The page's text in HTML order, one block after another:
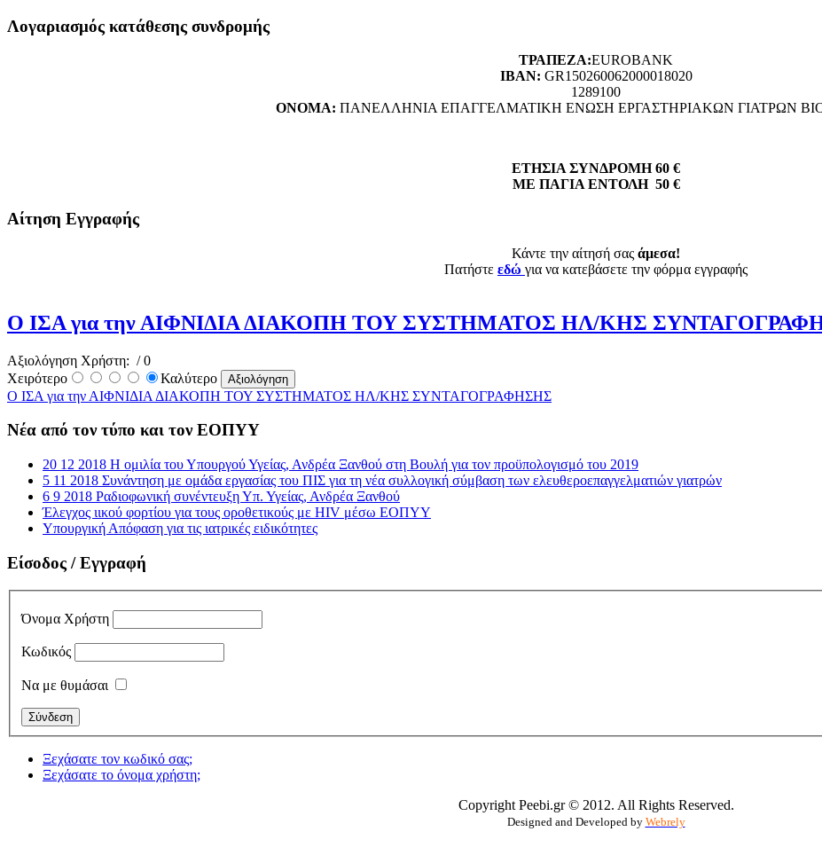
Λογαριασμός κατάθεσης συνδρομής
ΤΡΑΠΕΖΑ:EUROBANK
ΙΒΑΝ: GR150260062000018020
1289100
ΟΝΟΜΑ: ΠΑΝΕΛΛΗΝΙΑ ΕΠΑΓΓΕΛΜΑΤΙΚΗ ΕΝΩΣΗ ΕΡΓΑΣΤΗΡΙΑΚΩΝ ΓΙΑΤΡΩΝ
ΕΤΗΣΙΑ ΣΥΝΔΡΟΜΗ 60 €
ΜΕ ΠΑΓΙΑ ΕΝΤΟΛΗ 50 €
Αίτηση Εγγραφής
Κάντε την αίτησή σας άμεσα!
Πατήστε εδώ για να κατεβάσετε την φόρμα εγγραφής
O ΙΣΑ για την ΑΙΦΝΙΔΙΑ ΔΙΑΚΟΠΗ ΤΟΥ ΣΥΣΤΗΜΑΤΟΣ ΗΛ/ΚΗΣ
Αξιολόγηση Χρήστη: / 0
Χειρότερο
Καλύτερο
O ΙΣΑ για την ΑΙΦΝΙΔΙΑ ΔΙΑΚΟΠΗ ΤΟΥ ΣΥΣΤΗΜΑΤΟΣ ΗΛ/ΚΗΣ ΣΥΝΤΑΓΟΓΡΑΦΗΣΗΣ
Νέα από τον τύπο και τον ΕΟΠΥΥ
20 12 2018 Η ομιλία του Υπουργού Υγείας, Ανδρέα Ξανθού στη Βουλή για τον προϋπολογισμό του 2019
5 11 2018 Συνάντηση με ομάδα εργασίας του ΠΙΣ για τη νέα συλλογική σύμβαση των ελευθεροεπαγγελματιών γιατρών
6 9 2018 Ραδιοφωνική συνέντευξη Υπ. Υγείας, Ανδρέα Ξανθού
Έλεγχος ιικού φορτίου για τους οροθετικούς με HIV μέσω ΕΟΠΥΥ
Υπουργική Απόφαση για τις ιατρικές ειδικότητες
Είσοδος / Εγγραφή
Όνομα Χρήστη
Κωδικός
Να με θυμάσαι
Ξεχάσατε τον κωδικό σας;
Ξεχάσατε το όνομα χρήστη;
Copyright Peebi.gr © 2012. All Rights Reserved.
Designed and Developed by Webrely